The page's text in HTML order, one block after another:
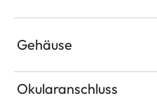
Gehäuse
Okularanschluss